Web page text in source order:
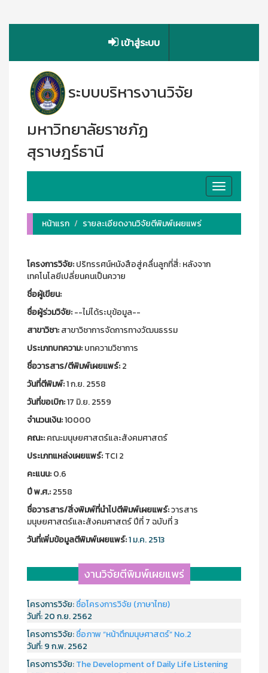
เข้าสู่ระบบ
ระบบบริหารงานวิจัย
มหาวิทยาลัยราชภัฏ
สุราษฎร์ธานี
Toggle
navigation
หน้าแรก
รายละเอียดงานวิจัยตีพิมพ์เผยแพร่
โครงการวิจัย:ปริทรรศน์หนังสือสู่คลื่นลูกที่สี่: หลังจาก
เทคโนโลยีเปลี่ยนคนเป็นควาย
ชื่อผู้เขียน:
ชื่อผู้ร่วมวิจัย:--ไม่ได้ระบุข้อมูล--
สาขาวิชา:สาขาวิชาการจัดการทางวัฒนธรรม
ประเภทบทความ:บทความวิชาการ
ชื่อวารสาร/ตีพิมพ์เผยแพร์:2
วันที่ตีพิมพ์:1 ก.ย. 2558
วันที่ขอเบิก:17 มิ.ย. 2559
จำนวนเงิน:10000
คณะ:คณะมนุษยศาสตร์และสังคมศาสตร์
ประเภทแหล่งเผยแพร์:TCI 2
คะแนน:0.6
ปี พ.ศ.:2558
ชื่อวารสาร/สิ่งพิมพ์ที่นำไปตีพิมพ์เผยแพร์:วารสาร
มนุษยศาสตร์และสังคมศาสตร์ ปีที่ 7 ฉบับที่ 3
วันที่เพิ่มข้อมูลตีพิมพ์เผยแพร์:1 ม.ค. 2513
งานวิจัยตีพิมพ์เผยแพร่
โครงการวิจัย:ชื่อโครงการวิจัย (ภาษาไทย)
วันที่:20 ก.ย. 2562
โครงการวิจัย:ชื่อภาพ “หน้าตึกมนุษศาสตร์” No.2
วันที่:9 ก.พ. 2562
โครงการวิจัย:The Development of Daily Life Listening